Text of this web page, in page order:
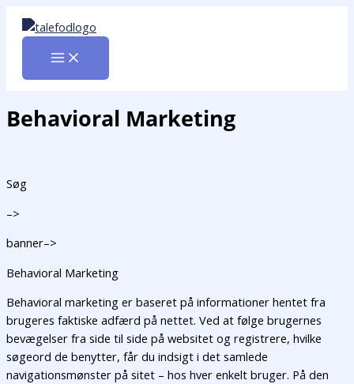
indholdet
Behavioral Marketing
Søg
–>
banner–>
Behavioral Marketing
Behavioral marketing er baseret på informationer hentet fra
brugeres faktiske adfærd på nettet. Ved at følge brugernes
bevægelser fra side til side på websitet og registrere, hvilke
søgeord de benytter, får du indsigt i det samlede
navigationsmønster på sitet – hos hver enkelt bruger. På den